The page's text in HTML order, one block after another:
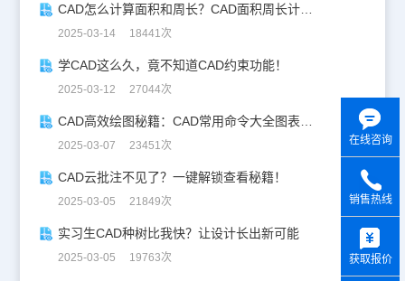
CAD怎么计算面积和周长？CAD面积周长计算全攻略
2025-03-14 18441次
学CAD这么久，竟不知道CAD约束功能！
2025-03-12 27044次
2025-03-07 23451次
CAD云批注不见了？一键解锁查看秘籍！
2025-03-05 21849次
实习生CAD种树比我快？让设计长出新可能
2025-03-05 19763次
在线咨询
销售热线
获取报价